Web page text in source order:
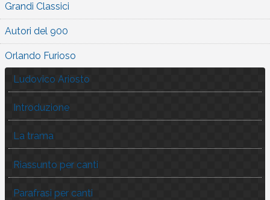
Grandi Classici
Autori del 900
Orlando Furioso
Ludovico Ariosto
Introduzione
La trama
Riassunto per canti
Parafrasi per canti